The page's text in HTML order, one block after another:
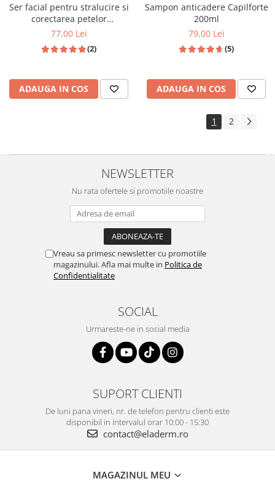
Ser facial pentru stralucire si
corectarea petelor
pigmentare 30ml
77,00 Lei
(2)
ADAUGA IN COS
Sampon anticadere Capilforte
200ml
79,00 Lei
(5)
ADAUGA IN COS
1 2
NEWSLETTER
Nu rata ofertele si promotiile noastre
Vreau sa primesc newsletter cu promotiile
magazinului. Afla mai multe in Politica de
Confidentialitate
SOCIAL
Urmareste-ne in social media
SUPORT CLIENTI
De luni pana vineri, nr. de telefon pentru clienti este
disponibil in intervalul orar 10:00 - 15:30
contact@eladerm.ro
MAGAZINUL MEU